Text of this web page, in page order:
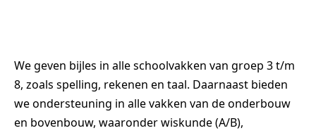
We geven bijles in alle schoolvakken van groep 3 t/m
8, zoals spelling, rekenen en taal. Daarnaast bieden
we ondersteuning in alle vakken van de onderbouw
en bovenbouw, waaronder wiskunde (A/B),